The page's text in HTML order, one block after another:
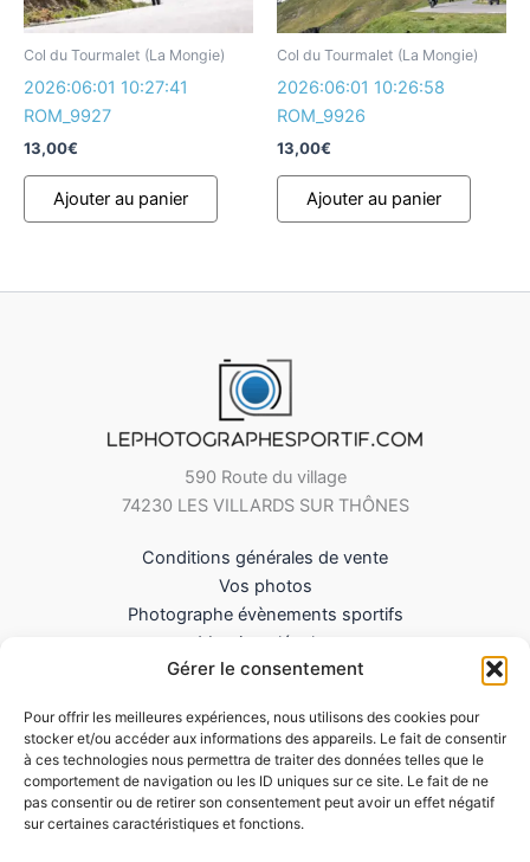
Gérer le consentement
Pour offrir les meilleures expériences, nous utilisons des cookies pour
stocker et/ou accéder aux informations des appareils. Le fait de consentir
à ces technologies nous permettra de traiter des données telles que le
comportement de navigation ou les ID uniques sur ce site. Le fait de ne
pas consentir ou de retirer son consentement peut avoir un effet négatif
sur certaines caractéristiques et fonctions.
Col du Tourmalet (La Mongie)
2026:06:01 10:27:41
ROM_9927
13,00€
Ajouter au panier
Col du Tourmalet (La Mongie)
2026:06:01 10:26:58
ROM_9926
13,00€
Ajouter au panier
590 Route du village
74230 LES VILLARDS SUR THÔNES
Conditions générales de vente
Vos photos
Photographe évènements sportifs
Mentions légales
Mes Téléchargements
Politique de cookies (UE)